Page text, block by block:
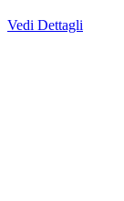
Vedi Dettagli